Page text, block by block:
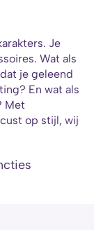
Je
Wat als
je geleend
En wat als
Met
op stijl, wij